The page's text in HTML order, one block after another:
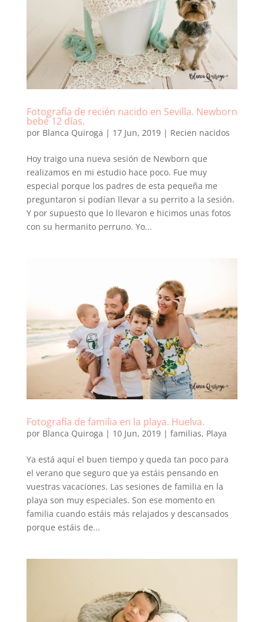
Fotografía de recién nacido en Sevilla. Newborn
bebé 12 días.
por Blanca Quiroga | 17 Jun, 2019| Recien nacidos
Hoy traigo una nueva sesión de Newborn que
realizamos en mi estudio hace poco. Fue muy
especial porque los padres de esta pequeña me
preguntaron si podían llevar a su perrito a la sesión.
Y por supuesto que lo llevaron e hicimos unas fotos
con su hermanito perruno. Yo...
Fotografía de familia en la playa. Huelva.
por Blanca Quiroga | 10 Jun, 2019| familias, Playa
Ya está aquí el buen tiempo y queda tan poco para
el verano que seguro que ya estáis pensando en
vuestras vacaciones. Las sesiones de familia en la
playa son muy especiales. Son ese momento en
familia cuando estáis más relajados y descansados
porque estáis de...